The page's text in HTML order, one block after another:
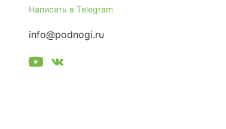
Написать в Telegram
info@podnogi.ru